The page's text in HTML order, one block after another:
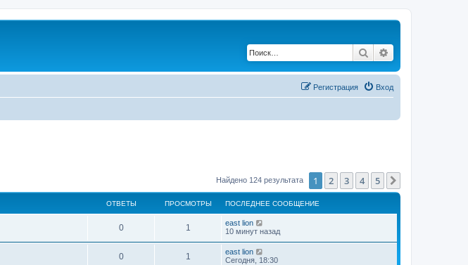
Поиск
Вход
Регистрация
Найдено 124 результата 1 2 3 4 5
ОТВЕТЫ ПРОСМОТРЫ ПОСЛЕДНЕЕ СООБЩЕНИЕ
0 1
east lion
10 минут назад
0 1
east lion
Сегодня, 18:30